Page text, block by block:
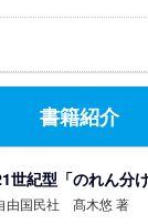
書籍紹介
世紀型「のれん分
由国民社 髙木悠 著